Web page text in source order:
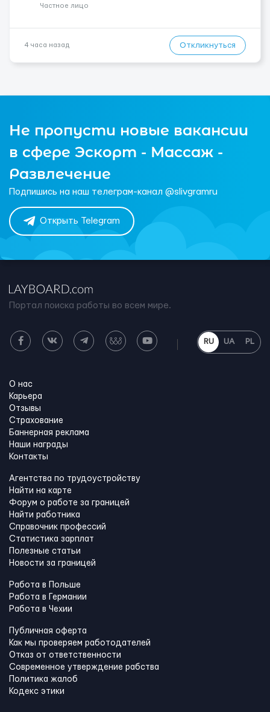
Частное лицо
4 часа назад Откликнуться
Не пропусти новые вакансии
в сфере Эскорт - Массаж -
Развлечение
Подпишись на наш телеграм-канал @slivgramru
Открыть Telegram
Портал поиска работы во всем мире.
RU UA PL
О нас
Карьера
Отзывы
Страхование
Баннерная реклама
Наши награды
Контакты
Агентства по трудоустройству
Найти на карте
Форум о работе за границей
Найти работника
Справочник профессий
Статистика зарплат
Полезные статьи
Новости за границей
Работа в Польше
Работа в Германии
Работа в Чехии
Публичная оферта
Как мы проверяем работодателей
Отказ от ответственности
Современное утверждение рабства
Политика жалоб
Кодекс этики